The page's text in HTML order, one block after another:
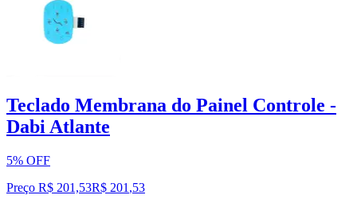
Teclado Membrana do Painel Controle -
Dabi Atlante
5% OFF
Preço R$ 201,53R$ 201 ,53